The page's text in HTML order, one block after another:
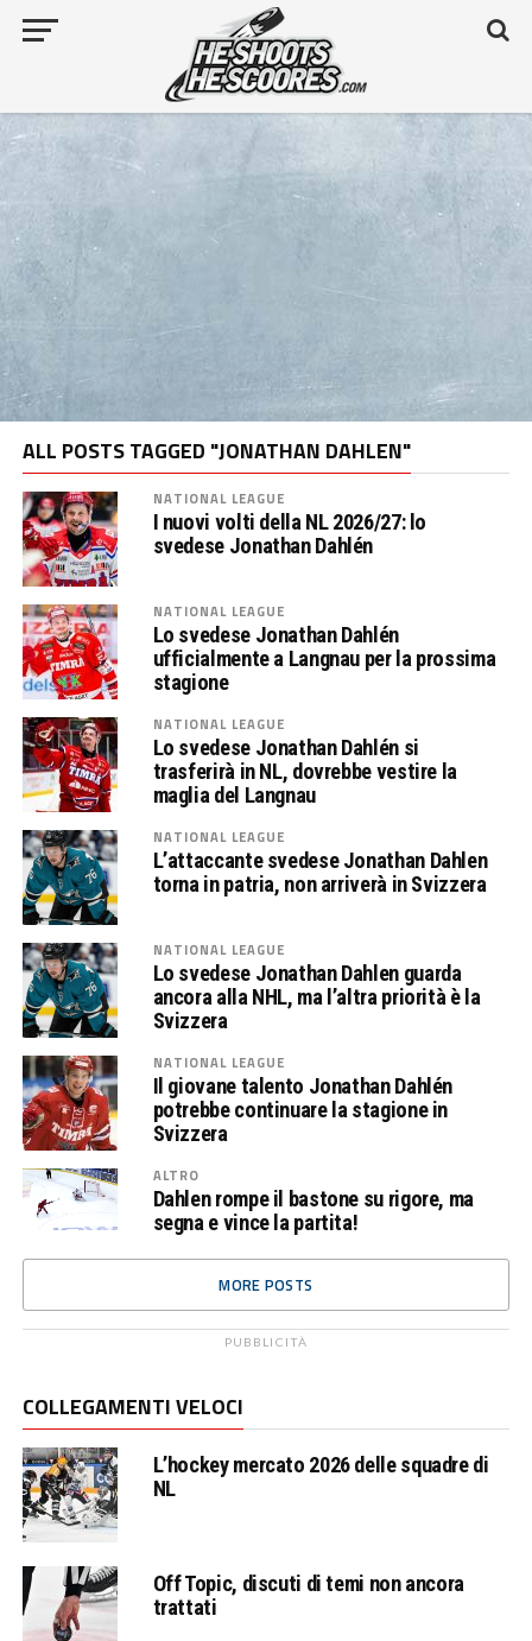
ALL POSTS TAGGED "JONATHAN DAHLEN"
NATIONAL LEAGUE
I nuovi volti della NL 2026/27: lo
svedese Jonathan Dahlén
NATIONAL LEAGUE
Lo svedese Jonathan Dahlén
ufficialmente a Langnau per la prossima
stagione
NATIONAL LEAGUE
Lo svedese Jonathan Dahlén si
trasferirà in NL, dovrebbe vestire la
maglia del Langnau
NATIONAL LEAGUE
L’attaccante svedese Jonathan Dahlen
torna in patria, non arriverà in Svizzera
NATIONAL LEAGUE
Lo svedese Jonathan Dahlen guarda
ancora alla NHL, ma l’altra priorità è la
Svizzera
NATIONAL LEAGUE
Il giovane talento Jonathan Dahlén
potrebbe continuare la stagione in
Svizzera
ALTRO
Dahlen rompe il bastone su rigore, ma
segna e vince la partita!
MORE POSTS
PUBBLICITÀ
COLLEGAMENTI VELOCI
L’hockey mercato 2026 delle squadre di
NL
Off Topic, discuti di temi non ancora
trattati